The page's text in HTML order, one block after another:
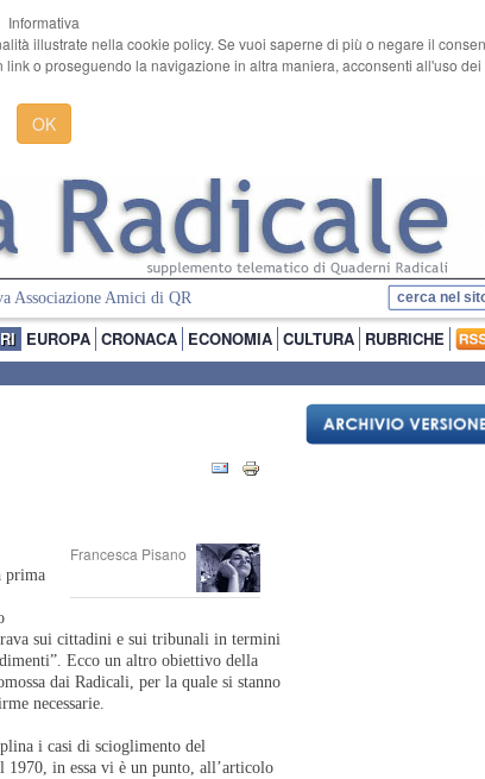
Informativa
illustrate nella cookie policy. Se vuoi saperne di più o negare il
o proseguendo la navigazione in altra maniera, acconsenti all'uso dei
OK
Associazione Amici di QR
EUROPA CRONACA ECONOMIA CULTURA RUBRICHE
Francesca Pisano
prima
sui cittadini e sui tribunali in termini
Ecco un altro obiettivo della
dai Radicali, per la quale si stanno
necessarie.
i casi di scioglimento del
in essa vi è un punto, all’articolo